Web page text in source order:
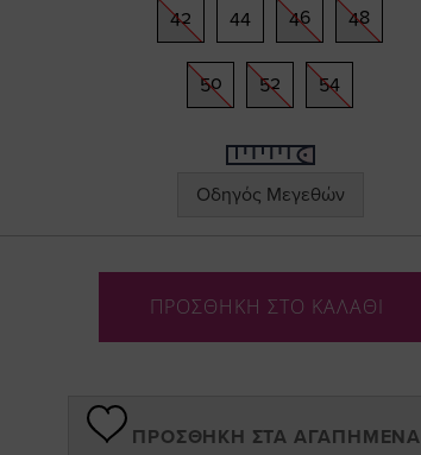
42
44 46 48
50 52 54
Οδηγός Μεγεθών
ΠΡΟΣΘΗΚΗ ΣΤΟ ΚΑΛΑΘΙ
ΠΡΟΣΘΉΚΗ ΣΤΑ ΑΓΑΠΗΜΈΝΑ